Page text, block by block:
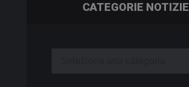
CATEGORIE NOTIZIE